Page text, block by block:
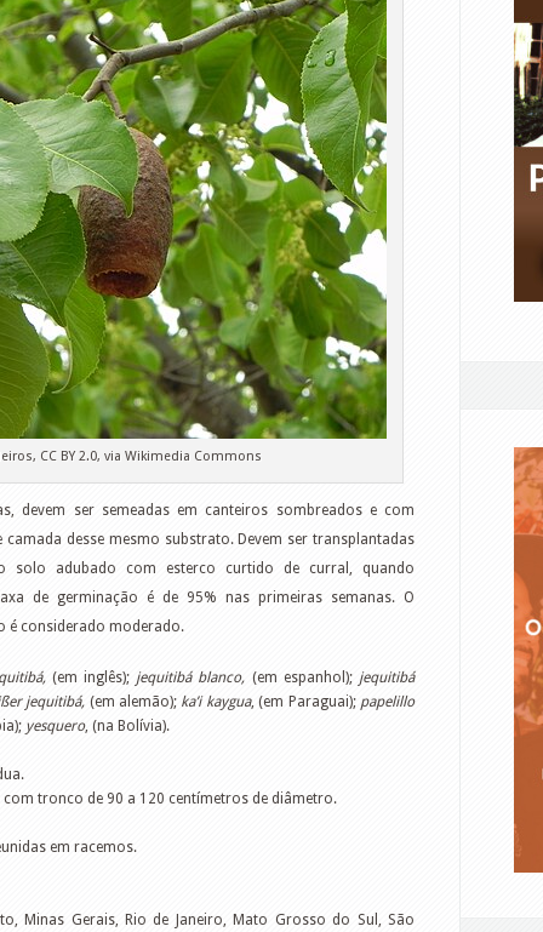
CC BY 2.0, via Wikimedia Commons
devem ser semeadas em canteiros sombreados e com
desse mesmo substrato. Devem ser transplantadas
solo adubado com esterco curtido de curral, quando
de germinação é de 95% nas primeiras semanas. O
é considerado moderado.
(em inglês); jequitibá blanco, (em espanhol); jequitibá
jequitibá, (em alemão); ka’i kaygua, (em Paraguai); papelillo
yesquero, (na Bolívia).
tronco de 90 a 120 centímetros de diâmetro.
em racemos.
Minas Gerais, Rio de Janeiro, Mato Grosso do Sul, São